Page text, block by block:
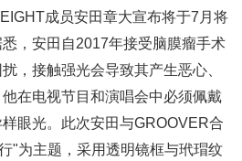
成员安田章大宣布将于7月将
，安田自2017年接受脑膜瘤手术
，接触强光会导致其产生恶心、
在电视节目和演唱会中必须佩戴
眼光。此次安田与GROOVER合
"为主题，采用透明镜框与玳瑁纹